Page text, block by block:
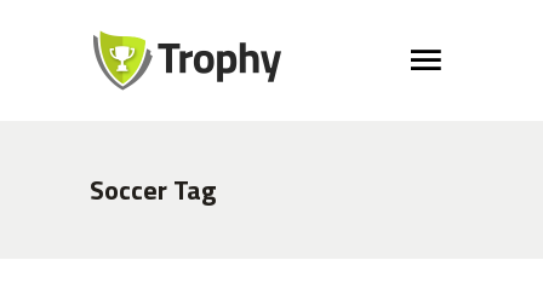
Soccer Tag